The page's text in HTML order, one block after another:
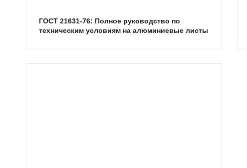
ГОСТ 21631-76: Полное руководство по
техническим условиям на алюминиевые листы